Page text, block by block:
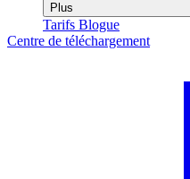
Plus
Tarifs Blogue
Centre de téléchargement